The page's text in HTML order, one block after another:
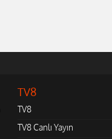
TV8
TV8
TV8 Canlı Yayın